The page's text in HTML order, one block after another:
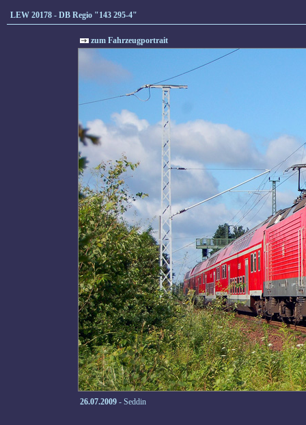
LEW 20178 - DB Regio "143 295-4"
zum Fahrzeugportrait
26.07.2009 - Seddin